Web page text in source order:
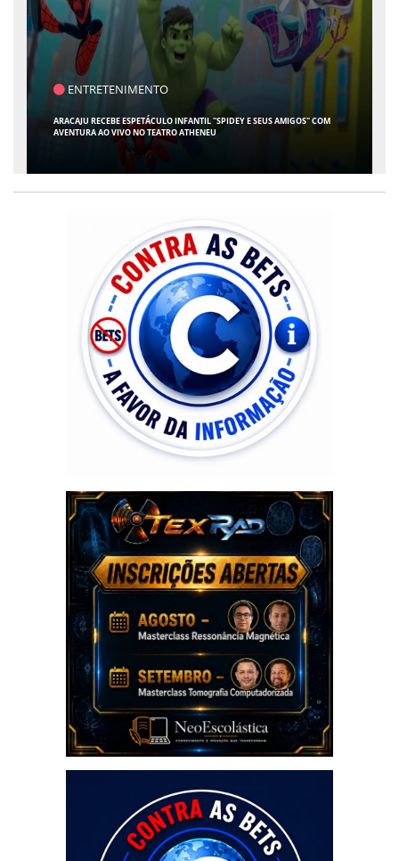
SAÚDE
CONTABILIDADE ESPECIALIZADA PARA MÉDICOS GANHA ESPAÇO EM SERGIPE
COM ATUAÇÃO PIONEIRA DA RISSI